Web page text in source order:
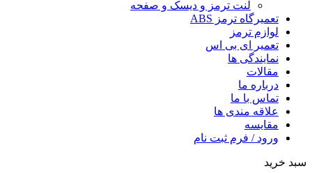
لنت ترمز و دیسک و صفحه
تعمیرگاه ترمز ABS
لوازم ترمز
تعمیر ای بی اس
نمایندگی ها
مقالات
درباره ما
تماس با ما
علاقه مندی ها
مقایسه
ورود / فرم ثبت نام
سبد خرید